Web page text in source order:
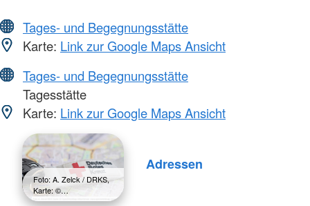
Tages- und Begegnungsstätte
Karte: Link zur Google Maps Ansicht
Tages- und Begegnungsstätte
Tagesstätte
Karte: Link zur Google Maps Ansicht
Foto: A. Zelck / DRKS,
Karte: ©…
Adressen